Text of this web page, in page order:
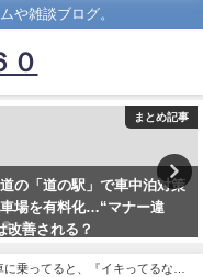
や雑談ブログ。
０
まとめ記事
の「道の駅」で車中泊対策
場を有料化…“マナー違
改善される？
乗ってると、『イキってるな